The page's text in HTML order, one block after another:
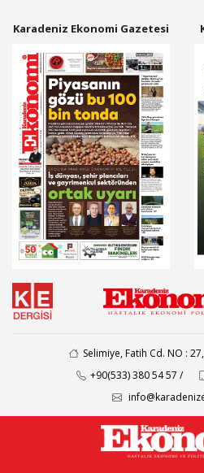
Karadeniz Ekonomi Gazetesi
Selimiye, Fatih Cd. NO :
+90(533) 380 54 57 /